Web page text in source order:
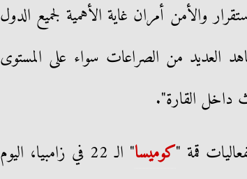
والأمن أمران غاية الأهمية لجميع الدول
العديد من الصراعات سواء على المستوى
داخل القارة".
قمة "كوميسا
" الـ 22 في زامبيا، اليوم